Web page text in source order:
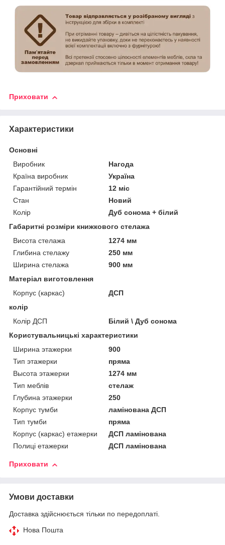
Приховати
Характеристики
Основні
Виробник
Нагода
Країна виробник
Україна
Гарантійний термін
12 міс
Стан
Новий
Колір
Дуб сонома + білий
Габаритні розміри книжкового стелажа
Висота стелажа
1274 мм
Глибина стелажу
250 мм
Ширина стелажа
900 мм
Матеріал виготовлення
Корпус (каркас)
ДСП
колір
Колір ДСП
Білий \ Дуб сонома
Користувальницькі характеристики
Ширина этажерки
900
Тип этажерки
пряма
Высота этажерки
1274 мм
Тип меблів
стелаж
Глубина этажерки
250
Корпус тумби
ламінована ДСП
Тип тумби
пряма
Корпус (каркас) етажерки
ДСП ламінована
Полиці етажерки
ДСП ламінована
Приховати
Умови доставки
Доставка здійснюється тільки по передоплаті.
Нова Пошта